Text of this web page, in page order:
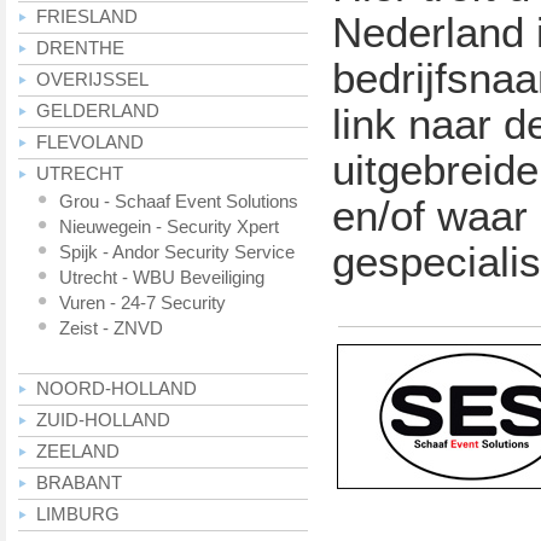
FRIESLAND
DRENTHE
OVERIJSSEL
GELDERLAND
FLEVOLAND
UTRECHT
Grou - Schaaf Event Solutions
Nieuwegein - Security Xpert
Spijk - Andor Security Service
Utrecht - WBU Beveiliging
Vuren - 24-7 Security
Zeist - ZNVD
NOORD-HOLLAND
ZUID-HOLLAND
ZEELAND
BRABANT
LIMBURG
Nederland
link naar
en/of